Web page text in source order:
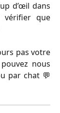
d’œil dans
vérifier que
pas votre
nous
par chat 💬